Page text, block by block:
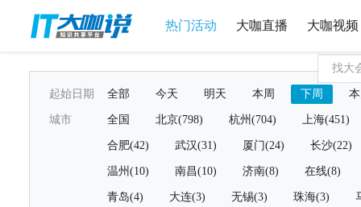
热门活动 大咖直播 大咖视频
起始日期 全部 今天 明天 本周 下周
城市 全国 北京(798) 杭州(704) 上海(451)
合肥(42) 武汉(31) 厦门(24) 长沙(22)
温州(10) 南昌(10) 济南(8) 在线(8)
青岛(4) 大连(3) 无锡(3) 珠海(3)